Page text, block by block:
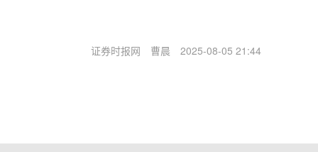
证券时报网 曹晨 2025-08-05 21:44